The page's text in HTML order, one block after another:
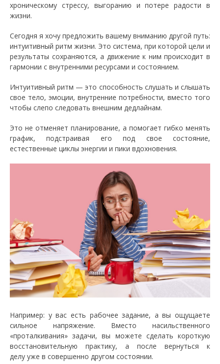
хроническому стрессу, выгоранию и потере радости в
жизни.
Сегодня я хочу предложить вашему вниманию другой путь:
интуитивный ритм жизни. Это система, при которой цели и
результаты сохраняются, а движение к ним происходит в
гармонии с внутренними ресурсами и состоянием.
Интуитивный ритм — это способность слушать и слышать
свое тело, эмоции, внутренние потребности, вместо того
чтобы слепо следовать внешним дедлайнам.
Это не отменяет планирование, а помогает гибко менять
график, подстраивая его под свое состояние,
естественные циклы энергии и пики вдохновения.
Например: у вас есть рабочее задание, а вы ощущаете
сильное напряжение. Вместо насильственного
«проталкивания» задачи, вы можете сделать короткую
восстановительную практику, а после вернуться к
делу уже в совершенно другом состоянии.